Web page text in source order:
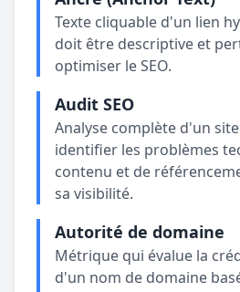
Texte cliquable d'un lien
doit être descriptive et
optimiser le SEO.
Audit SEO
Analyse complète d'un
identifier les problèmes
contenu et de
sa visibilité.
Autorité de domaine
Métrique qui évalue la
d'un nom de domaine